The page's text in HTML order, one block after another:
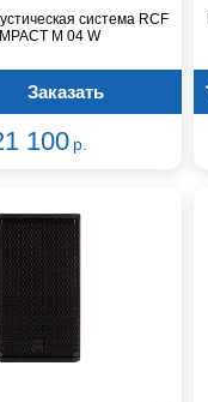
система RCF
M 04 W
Заказать
100 р.